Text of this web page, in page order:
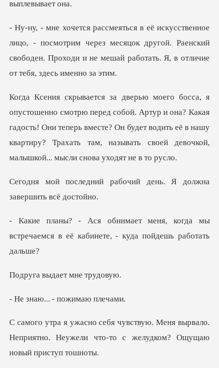
посмотрим через месяцок другой. Раенский
свободен. Проходи и н
ртур и она? Какая
гадость! Они теперь вместе? Он будет водить её в нашу
квартиру?
рабочий день. Я должна
, когда мы
встречаемся в её кабине
ыдает мне
.. - пожим
еня вырвало.
Неприятно. Неужели что-то